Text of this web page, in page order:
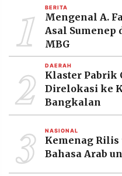
PRAMUDITA
2026
PT.
MEDIA
1 BERITA
Mengenal A.
Asal Sumenep
MBG
2 DAERAH
Klaster Pabrik
Direlokasi ke
Bangkalan
3 NASIONAL
Kemenag Rilis
Bahasa Arab